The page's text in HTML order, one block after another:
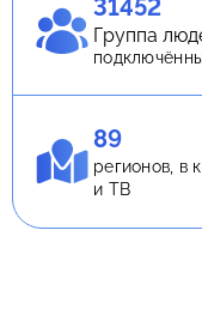
31452
Группа
89
регионов, в
и ТВ